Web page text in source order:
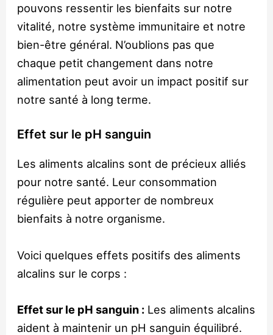
pouvons ressentir les bienfaits sur notre
vitalité, notre système immunitaire et notre
bien-être général. N’oublions pas que
chaque petit changement dans notre
alimentation peut avoir un impact positif sur
notre santé à long terme.
Effet sur le pH sanguin
Les aliments alcalins sont de précieux alliés
pour notre santé. Leur consommation
régulière peut apporter de nombreux
bienfaits à notre organisme.
Voici quelques effets positifs des aliments
alcalins sur le corps :
Effet sur le pH sanguin : Les aliments alcalins
aident à maintenir un pH sanguin équilibré.